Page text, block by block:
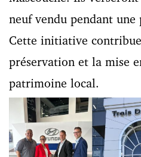
neuf vendu pendant une
Cette initiative
préservation et la mise
patrimoine local.